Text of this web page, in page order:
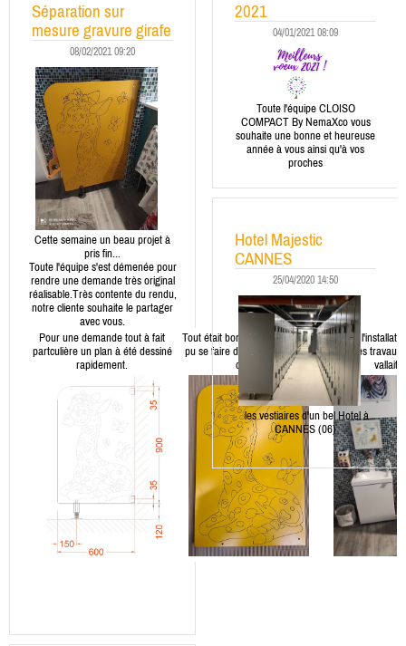
Séparation sur
mesure gravure girafe
08/02/2021 09:20
Cette semaine un beau projet à
pris fin...
Toute l'équipe s'est démenée pour
rendre une demande très original
réalisable.Très contente du rendu,
notre cliente souhaite le partager
avec vous.
Pour une demande tout à fait
partculière un plan à été dessiné
rapidement.
Tout était bon et la réalisation à
pu se faire dans les plus brefs
délais.
Quant à
la fin des
vallait
2021
04/01/2021 08:09
Toute l'équipe CLOISO
COMPACT By NemaXco vous
souhaite une bonne et heureuse
année à vous ainsi qu'à vos
proches
Hotel Majestic
CANNES
25/04/2020 14:50
les vestiaires d'un bel Hotel à
CANNES (06)